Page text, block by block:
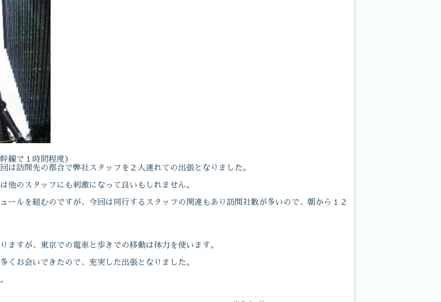
線で１時間程度）
は訪問先の都合で弊社スタッフを２人連れての出張となりました。
他のスタッフにも刺激になって良いもしれません。
ールを組むのですが、今回は同行するスタッフの関連もあり訪問社数が多いので、朝から１２
ますが、東京での電車と歩きでの移動は体力を使います。
くお会いできたので、充実した出張となりました。